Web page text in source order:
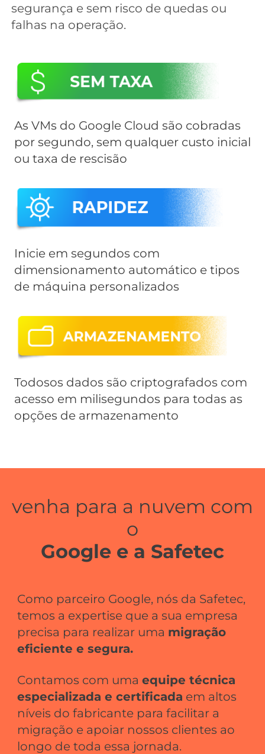
segurança e sem risco de quedas ou
falhas na operação.
As VMs do Google Cloud são cobradas
por segundo, sem qualquer custo inicial
ou taxa de rescisão
Inicie em segundos com
dimensionamento automático e tipos
de máquina personalizados
Todosos dados são criptografados com
acesso em milisegundos para todas as
opções de armazenamento
venha para a nuvem com
o
Google e a Safetec
Como parceiro Google, nós da Safetec,
temos a expertise que a sua empresa
precisa para realizar uma migração
eficiente e segura.
Contamos com uma equipe técnica
especializada e certificada em altos
níveis do fabricante para facilitar a
migração e apoiar nossos clientes ao
longo de toda essa jornada.